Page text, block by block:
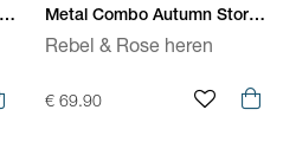
Metal Combo Autumn Storm
RR-M0059-B
Rebel & Rose heren
€ 69.90